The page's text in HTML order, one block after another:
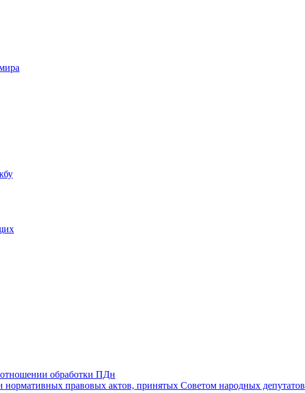
обработки ПДн
правовых актов, принятых Советом народных депутатов